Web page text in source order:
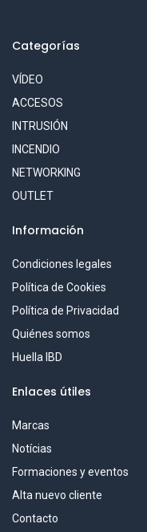
Categorías
VÍDEO
ACCESOS
INTRUSIÓN
INCENDIO
NETWORKING
OUTLET
Información
Condiciones legales
Política de Cookies
Política de Privacidad
Quiénes somos
Huella IBD
Enlaces útiles
Marcas
Notícias
Formaciones y eventos
Alta nuevo cliente
Contacto